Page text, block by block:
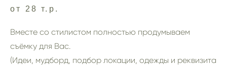
от 28 т.р.
Вместе со стилистом полностью продумываем
съёмку для Вас.
(Идеи, мудборд, подбор локации, одежды и реквизита